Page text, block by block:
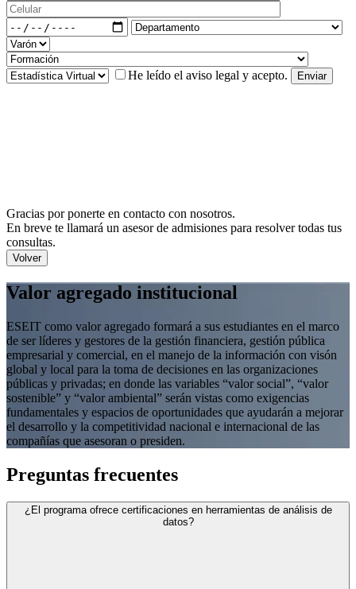
He leído el aviso legal y acepto.
Gracias por ponerte en contacto con nosotros.
En breve te llamará un asesor de admisiones para resolver todas tus
consultas.
Volver
Valor agregado institucional
ESEIT como valor agregado formará a sus estudiantes en el marco
de ser líderes y gestores de la gestión financiera, gestión pública
empresarial y comercial, en el manejo de la información con visón
global y local para la toma de decisiones en las organizaciones
públicas y privadas; en donde las variables “valor social”, “valor
sostenible” y “valor ambiental” serán vistas como exigencias
fundamentales y espacios de oportunidades que ayudarán a mejorar
el desarrollo y la competitividad nacional e internacional de las
compañías que asesoran o presiden.
Preguntas frecuentes
¿El programa ofrece certificaciones en herramientas de análisis de
datos?